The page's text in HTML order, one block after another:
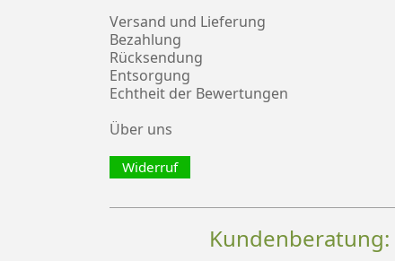
Versand und Lieferung
Bezahlung
Rücksendung
Entsorgung
Echtheit der Bewertungen
Über uns
Widerruf
Kundenberatung: